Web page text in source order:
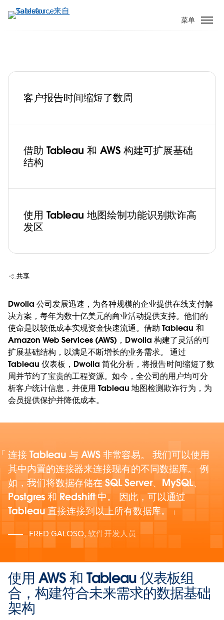
转
容
菜单
支付处理公司 Dwolla 的工程师使用
Play
Video
客户报告时间缩短了数周
借助 Tableau 和 AWS 构建可扩展基础
结构
使用 Tableau 地图绘制功能识别欺诈高
发区
共享
Dwolla 公司发展迅速，为各种规模的企业提供在线支付解
决方案，每年为数十亿美元的商业活动提供支持。他们的
使命是以较低成本实现资金快速流通。借助 Tableau 和
Amazon Web Services (AWS)，Dwolla 构建了灵活的可
扩展基础结构，以满足不断增长的业务需求。 通过
Tableau 仪表板，Dwolla 简化分析，将报告时间缩短了数
周并节约了宝贵的工程资源。如今，全公司的用户均可分
析客户统计信息，并使用 Tableau 地图检测欺诈行为，为
会员提供保护并降低成本。
连接 Tableau 与 AWS 非常容易。 我们可以使用
其中内置的连接器来连接现有的不同数据库。 例
如，我们将数据存储在 SQL Server、MySQL、
Postgres 和 Redshift 中。 因此，可以通过
Tableau 直接连接到以上所有数据库。
FRED GALOSO,软件开发人员
使用 AWS 和 Tableau 仪表板组
合，构建符合未来需求的数据基础
架构